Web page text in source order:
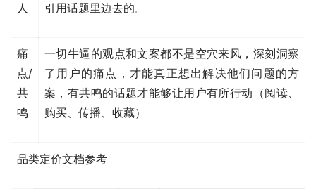
人
引用话题里边去的。
痛
点/
共
鸣
一切牛逼的观点和文案都不是空穴来风，深刻洞察
了用户的痛点，才能真正想出解决他们问题的方
案，有共鸣的话题才能够让用户有所行动（阅读、
购买、传播、收藏）
品类定价文档参考